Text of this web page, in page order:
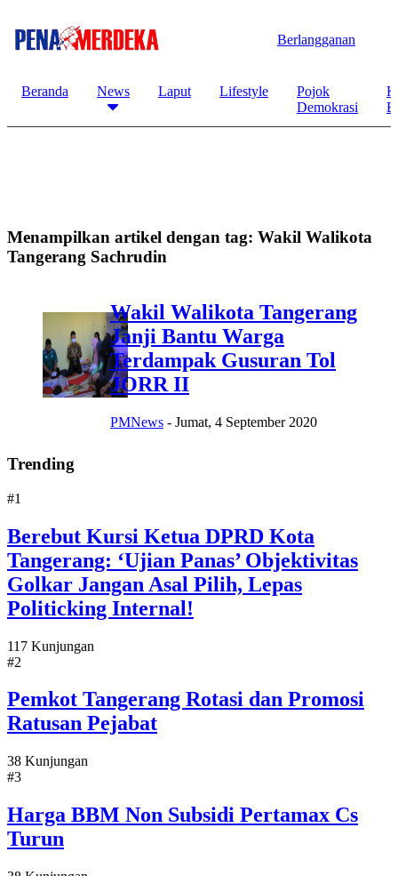
Berlangganan
Beranda News Laput Lifestyle
Pojok
Demokrasi
Menampilkan artikel dengan tag: Wakil Walikota
Tangerang Sachrudin
Wakil Walikota Tangerang
Janji Bantu Warga
Terdampak Gusuran Tol
JORR II
PMNews - Jumat, 4 September 2020
Trending
#1
Berebut Kursi Ketua DPRD Kota
Tangerang: ‘Ujian Panas’ Objektivitas
Golkar Jangan Asal Pilih, Lepas
Politicking Internal!
117 Kunjungan
#2
Pemkot Tangerang Rotasi dan Promosi
Ratusan Pejabat
38 Kunjungan
#3
Harga BBM Non Subsidi Pertamax Cs
Turun